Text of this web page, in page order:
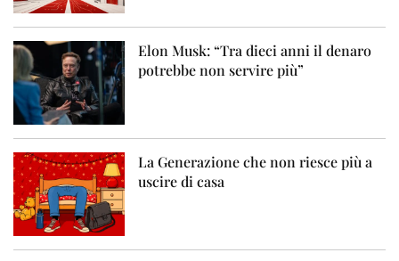
Elon Musk: “Tra dieci anni il denaro
potrebbe non servire più”
La Generazione che non riesce più a
uscire di casa